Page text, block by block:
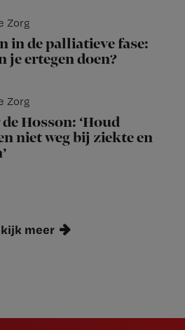
Zorg
in de palliatieve fase:
je ertegen doen?
Zorg
Hosson: ‘Houd
niet weg bij ziekte en
meer